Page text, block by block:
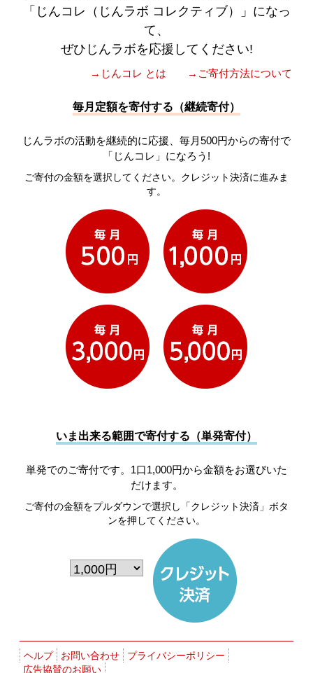
「じんコレ（じんラボ コレクティブ）」になっ
て、
ぜひじんラボを応援してください!
→じんコレ とは →ご寄付方法について
毎月定額を寄付する（継続寄付）
じんラボの活動を継続的に応援、毎月500円からの寄付で
「じんコレ」になろう!
ご寄付の金額を選択してください。クレジット決済に進みま
す。
いま出来る範囲で寄付する（単発寄付）
単発でのご寄付です。1口1,000円から金額をお選びいた
だけます。
ご寄付の金額をプルダウンで選択し「クレジット決済」ボタ
ンを押してください。
ヘルプ お問い合わせ
プライバシーポリシー
広告協賛のお願い